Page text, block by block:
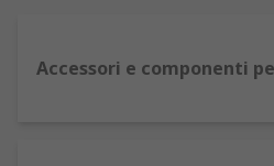
consente all'utente di
Accessori e componenti